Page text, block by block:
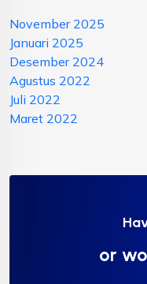
November 2025
Januari 2025
Desember 2024
Agustus 2022
Juli 2022
Maret 2022
or